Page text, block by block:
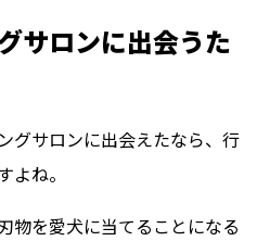
サロンに出会うた
グサロンに出会えたなら、行
よね。
物を愛犬に当てることになる